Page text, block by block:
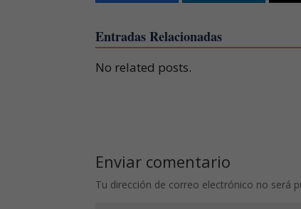
Entradas Relacionadas
No related posts.
Enviar comentario
Tu dirección de correo electrónico no será